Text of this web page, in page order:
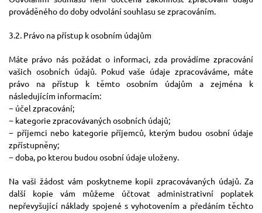
prováděného do doby odvolání souhlasu se zpracováním.
3.2. Právo na přístup k osobním údajům
Máte právo nás požádat o informaci, zda provádíme zpracování
vašich osobních údajů. Pokud vaše údaje zpracováváme, máte
právo na přístup k těmto osobním údajům a zejména k
následujícím informacím:
− účel zpracování;
− kategorie zpracovávaných osobních údajů;
− příjemci nebo kategorie příjemců, kterým budou osobní údaje
zpřístupněny;
− doba, po kterou budou osobní údaje uloženy.
Na vaši žádost vám poskytneme kopii zpracovávaných údajů. Za
další kopie vám můžeme účtovat administrativní poplatek
nepřevyšující náklady spojené s vyhotovením a předáním těchto